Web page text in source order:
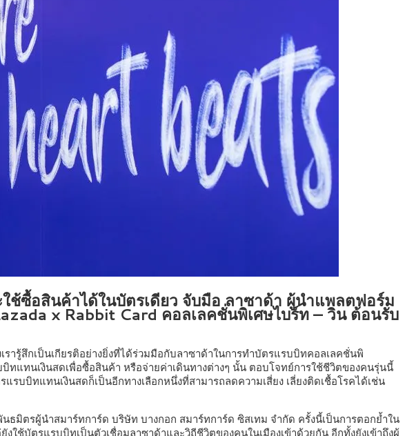
ช้ซื้อสินค้าได้ในบัตรเดียว จับมือ ลาซาด้า ผู้นำแพลตฟอร์ม
x Rabbit Card คอลเลคชั่นพิเศษไบร์ท – วิน ต้อนรับ
รารู้สึกเป็นเกียรติอย่างยิ่งที่ได้ร่วมมือกับลาซาด้าในการทำบัตรแรบบิทคอลเลคชั่นพิ
แทนเงินสดเพื่อซื้อสินค้า หรือจ่ายค่าเดินทางต่างๆ นั้น ตอบโจทย์การใช้ชีวิตของคนรุ่นนี้
บบิทแทนเงินสดก็เป็นอีกทางเลือกหนึ่งที่สามารถลดความเสี่ยง เลี่ยงติดเชื้อโรคได้เช่น
มิตรผู้นำสมาร์ทการ์ด บริษัท บางกอก สมาร์ทการ์ด ซิสเทม จำกัด ครั้งนี้เป็นการตอกย้ำใน